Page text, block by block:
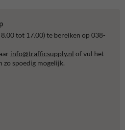
tot 17.00) te bereiken op 038-
info@trafficsupply.nl of vul het
spoedig mogelijk.